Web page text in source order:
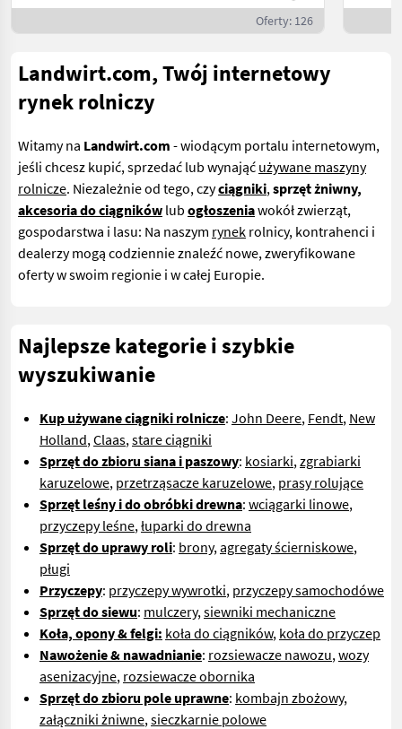
Oferty: 126
Landwirt.com, Twój internetowy
rynek rolniczy
Witamy na Landwirt.com - wiodącym portalu internetowym,
jeśli chcesz kupić, sprzedać lub wynająć używane maszyny
rolnicze. Niezależnie od tego, czyciągniki,sprzęt żniwny,
akcesoria do ciągników lub ogłoszeniawokół zwierząt,
gospodarstwa i lasu: Na naszym rynek rolnicy, kontrahenci i
dealerzy mogą codziennie znaleźć nowe, zweryfikowane
oferty w swoim regionie i w całej Europie.
Najlepsze kategorie i szybkie
wyszukiwanie
Kup używane ciągniki rolnicze: John Deere, Fendt, New
Holland,Claas,stare ciągniki
Sprzęt do zbioru siana i paszowy: kosiarki,zgrabiarki
karuzelowe, przetrząsacze karuzelowe, prasy rolujące
Sprzęt leśny i do obróbki drewna: wciągarki linowe,
przyczepy leśne,łuparki do drewna
Sprzęt do uprawy roli: brony,agregaty ścierniskowe,
pługi
Przyczepy: przyczepy wywrotki, przyczepy samochodówe
Sprzęt do siewu: mulczery,siewniki mechaniczne
Koła, opony & felgi: koła do ciągników, koła do przyczep
Nawożenie & nawadnianie: rozsiewacze nawozu,wozy
asenizacyjne, rozsiewacze obornika
Sprzęt do zbioru pole uprawne: kombajn zbożowy,
załączniki żniwne,sieczkarnie polowe